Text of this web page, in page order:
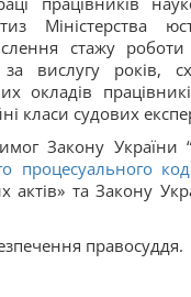
Міністерства
стажу роботи
вислугу років,
окладів
класи судових
Закону України
процесуального
актів» та Закону
правосуддя.